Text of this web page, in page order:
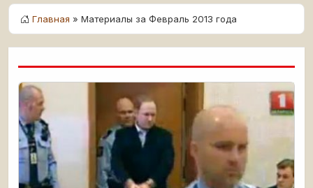
Главная » Материалы за Февраль 2013 года